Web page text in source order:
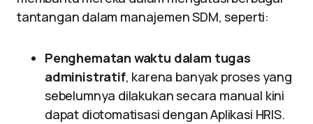
tantangan dalam manajemen SDM, seperti:
Penghematan waktu dalam tugas
administratif, karena banyak proses yang
sebelumnya dilakukan secara manual kini
dapat diotomatisasi dengan Aplikasi HRIS.